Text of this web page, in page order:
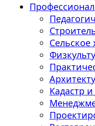
Сельское
Кадастр